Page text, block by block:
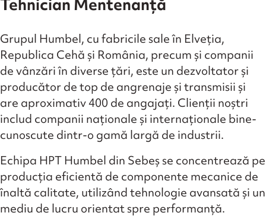
Tehnician Mentenanță
Grupul Humbel, cu fabricile sale în Elveția,
Republica Cehă și România, precum și companii
de vânzări în diverse țări, este un dezvoltator și
producător de top de angrenaje și transmisii și
are aproximativ 400 de angajați. Clienții noștri
includ companii naționale și internaționale bine-
cunoscute dintr-o gamă largă de industrii.
Echipa HPT Humbel din Sebeș se concentrează pe
producția eficientă de componente mecanice de
înaltă calitate, utilizând tehnologie avansată și un
mediu de lucru orientat spre performanță.